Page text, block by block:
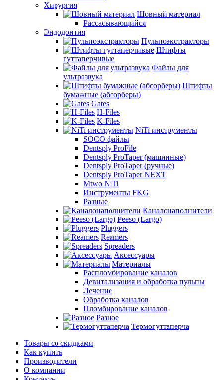
Хирургия
Шовный материал
Рассасывающийся
Эндодонтия
Пульпоэкстракторы
Штифты
гуттаперчивые
Файлы для
ультразвука
Штифты
бумажные (абсорберы)
Gates
H-Files
K-Files
NiTi инструменты
SOCO файлы
Dentsply ProFile
Dentsply ProTaper (машинные)
Dentsply ProTaper (ручные)
Dentsply ProTaper NEXT
Mtwo NiTi
Инструменты FKG
Разные
Каналонаполнители
Peeso (Largo)
Pluggers
Reamers
Spreaders
Аксессуары
Материалы
Распломбирование каналов
Девитализация и обработка пульпы
Лечение
Обработка каналов
Пломбирование каналов
Разное
Термогуттаперча
Товары со скидками
Как купить
Производители
О компании